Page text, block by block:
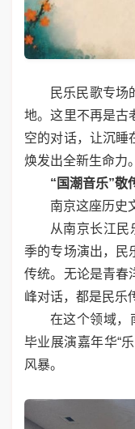
民乐民歌专场
地。这里不再是古
空的对话，让沉睡
焕发出全新生命力。
“国潮音乐”敬
南京这座历史
从南京长江民
季的专场演出，民
传统。无论是青春
峰对话，都是民乐
在这个领域，
毕业展演嘉年华“
风暴。